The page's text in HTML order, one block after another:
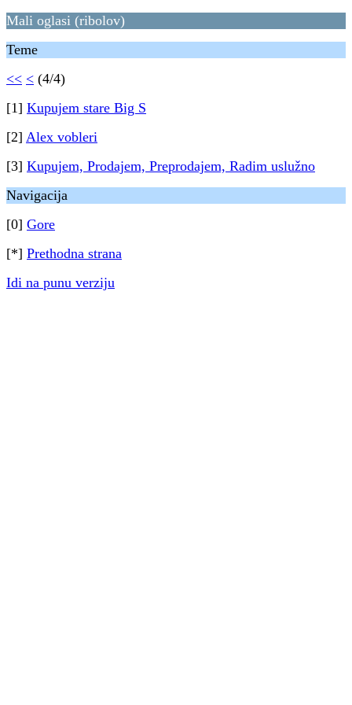
Mali oglasi (ribolov)
Teme
<< < (4/4)
[1] Kupujem stare Big S
[2] Alex vobleri
[3] Kupujem, Prodajem, Preprodajem, Radim uslužno
Navigacija
[0] Gore
[*] Prethodna strana
Idi na punu verziju